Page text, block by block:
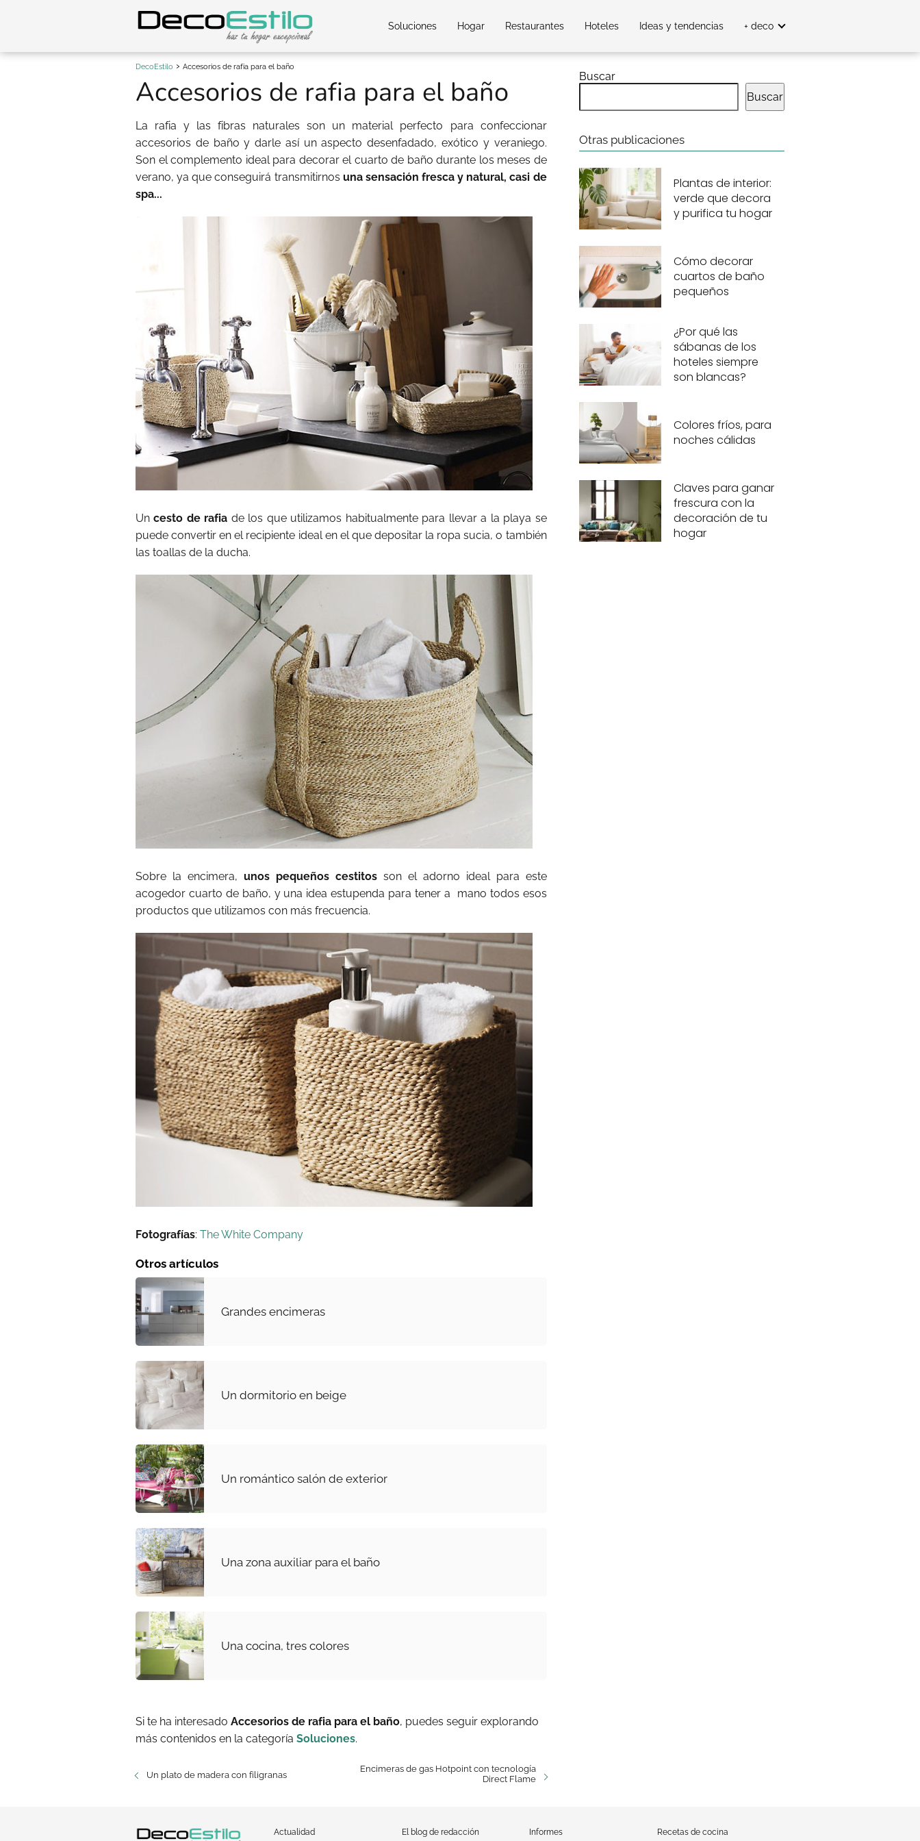
Soluciones Hogar Restaurantes Hoteles Ideas y tendencias + deco
DecoEstilo Accesorios de rafia para el baño
Accesorios de rafia para el baño
La rafia y las fibras naturales son un material perfecto para confeccionar
accesorios de baño y darle así un aspecto desenfadado, exótico y veraniego.
Son el complemento ideal para decorar el cuarto de baño durante los meses de
verano, ya que conseguirá transmitirnos una sensación fresca y natural, casi de
spa...
Un cesto de rafia de los que utilizamos habitualmente para llevar a la playa se
puede convertir en el recipiente ideal en el que depositar la ropa sucia, o también
las toallas de la ducha.
Sobre la encimera, unos pequeños cestitosson el adorno ideal para este
acogedor cuarto de baño, y una idea estupenda para tener a
mano todos esos
productos que utilizamos con más frecuencia.
Fotografías: The White Company
Otros artículos
Grandes encimeras
Un dormitorio en beige
Un romántico salón de exterior
Una zona auxiliar para el baño
Una cocina, tres colores
Si te ha interesado Accesorios de rafia para el baño, puedes seguir explorando
más contenidos en la categoría Soluciones.
Un plato de madera con filigranas
Encimeras de gas Hotpoint con tecnología
Direct Flame
Buscar
Buscar
Otras publicaciones
Plantas de interior:
verde que decora
y purifica tu hogar
Cómo decorar
cuartos de baño
pequeños
¿Por qué las
sábanas de los
hoteles siempre
son blancas?
Colores fríos, para
noches cálidas
Claves para ganar
frescura con la
decoración de tu
hogar
Actualidad El blog de redacción Informes Recetas de cocina